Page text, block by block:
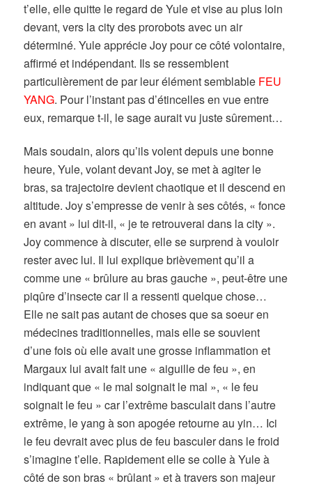
t’elle, elle quitte le regard de Yule et vise au plus loin
devant, vers la city des prorobots avec un air
déterminé. Yule apprécie Joy pour ce côté volontaire,
affirmé et indépendant. Ils se ressemblent
particulièrement de par leur élément semblable FEU
YANG. Pour l’instant pas d’étincelles en vue entre
eux, remarque t-il, le sage aurait vu juste sûrement…
Mais soudain, alors qu’ils volent depuis une bonne
heure, Yule, volant devant Joy, se met à agiter le
bras, sa trajectoire devient chaotique et il descend en
altitude. Joy s’empresse de venir à ses côtés, « fonce
en avant » lui dit-il, « je te retrouverai dans la city ».
Joy commence à discuter, elle se surprend à vouloir
rester avec lui. Il lui explique brièvement qu’il a
comme une « brûlure au bras gauche », peut-être une
piqûre d’insecte car il a ressenti quelque chose…
Elle ne sait pas autant de choses que sa soeur en
médecines traditionnelles, mais elle se souvient
d’une fois où elle avait une grosse inflammation et
Margaux lui avait fait une « aiguille de feu », en
indiquant que « le mal soignait le mal », « le feu
soignait le feu » car l’extrême basculait dans l’autre
extrême, le yang à son apogée retourne au yin… Ici
le feu devrait avec plus de feu basculer dans le froid
s’imagine t’elle. Rapidement elle se colle à Yule à
côté de son bras « brûlant » et à travers son majeur